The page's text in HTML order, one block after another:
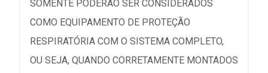
SOMENTE PODERÃO SER CONSIDERADOS
COMO EQUIPAMENTO DE PROTEÇÃO
RESPIRATÓRIA COM O SISTEMA COMPLETO,
OU SEJA, QUANDO CORRETAMENTE MONTADOS